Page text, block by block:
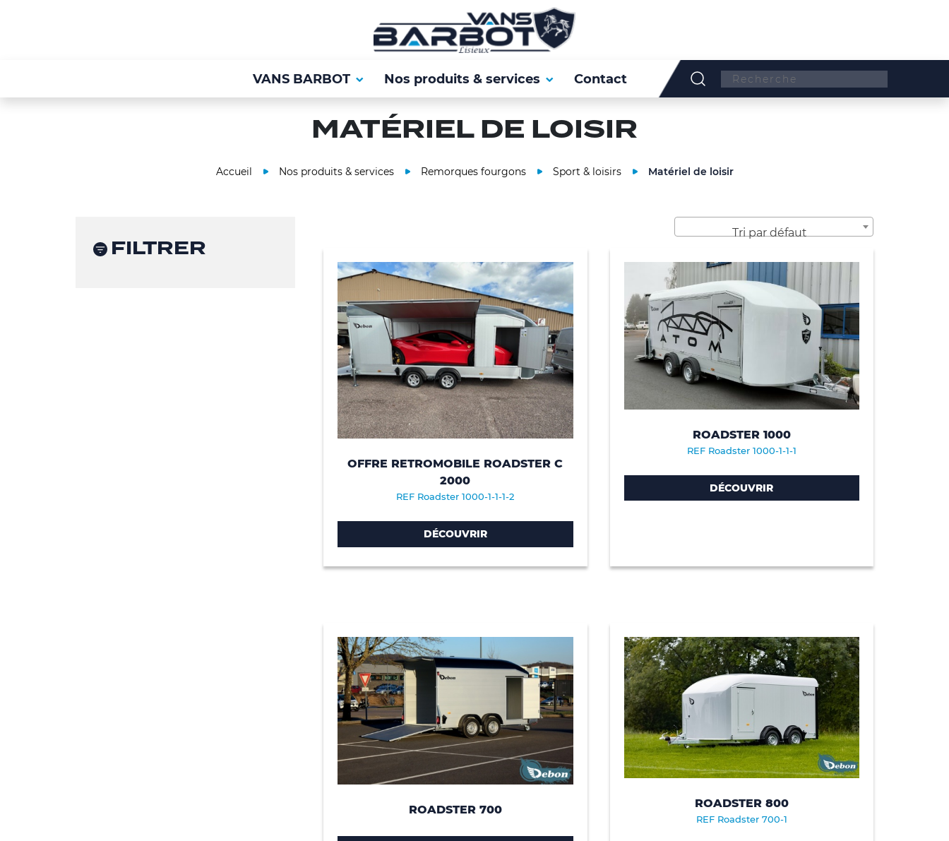
VANS BARBOT Nos produits & services Contact Search:
MATÉRIEL DE LOISIR
Accueil Nos produits & services Remorques fourgons Sport & loisirs Matériel de loisir
FILTRER
Tri par défaut
OFFRE RETROMOBILE ROADSTER C
2000
REF Roadster 1000-1-1-1-2
DÉCOUVRIR
ROADSTER 1000
REF Roadster 1000-1-1-1
DÉCOUVRIR
ROADSTER 700 ROADSTER 800
REF Roadster 700-1